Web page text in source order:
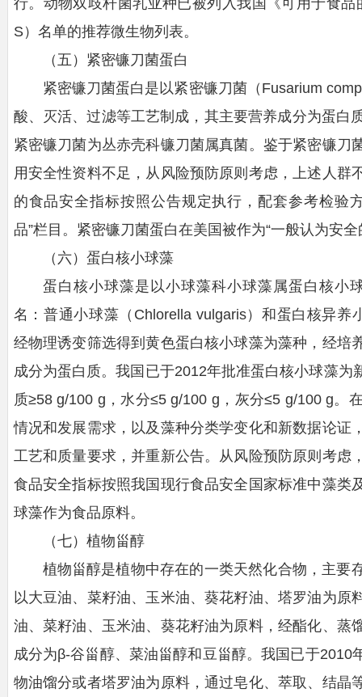
S）名单的推荐微生物列表。
（五）紧密镰刀菌蛋白
紧密镰刀菌蛋白是以紧密镰刀菌（Fusarium
酸、灭活、过滤等工艺制成，其主要营养成分为蛋白
紧密镰刀菌为丛赤壳科镰刀菌属真菌。鉴于紧密镰
用安全性资料不足，从风险预防原则考虑，上述人
的食品安全指标按照公告规定执行，配套参考检验
品”栏目。紧密镰刀菌蛋白在美国被作为“一般认为安
（六）蛋白核小球藻
蛋白核小球藻是以小球藻科小球藻属蛋白核小
名：普通小球藻（Chlorella vulgaris）和蛋白核异养
经物理诱变筛选得到黄色蛋白核小球藻为藻种，经培
成分为蛋白质。我国已于2012年批准蛋白核小球藻
质≥58 g/100 g，水分≤5 g/100 g，灰分≤5 g/100 g。
情况和发展需求，以及藻种分类学变化和新数据论证
工艺和质量要求，并重新公告。从风险预防原则考
食品安全指标按照我国现行食品安全国家标准中藻类
球藻作为食品原料。
（七）植物甾醇
植物甾醇是植物中存在的一类天然化合物，主要
以大豆油、菜籽油、玉米油、葵花籽油、塔罗油为
油、菜籽油、玉米油、葵花籽油为原料，经酯化、蒸
成分为β-谷甾醇、菜油甾醇和豆甾醇。我国已于
物油馏分或者塔罗油为原料，通过皂化、萃取、结晶